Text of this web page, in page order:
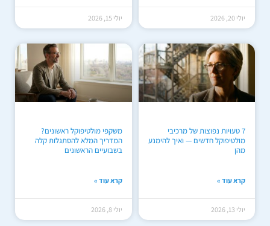
יולי 20, 2026 יולי 15, 2026
7 טעויות נפוצות של מרכיבי
מולטיפוקל חדשים — ואיך להימנע
מהן
קרא עוד »
יולי 13, 2026
משקפי מולטיפוקל ראשונים?
המדריך המלא להסתגלות קלה
בשבועיים הראשונים
קרא עוד »
יולי 8, 2026